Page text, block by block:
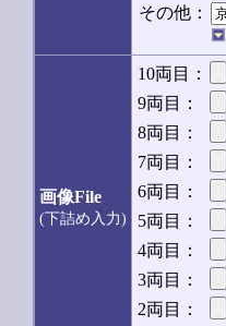
その他：
画像File
(下詰め入力)
10両目：
9両目：
8両目：
7両目：
6両目：
5両目：
4両目：
3両目：
2両目：